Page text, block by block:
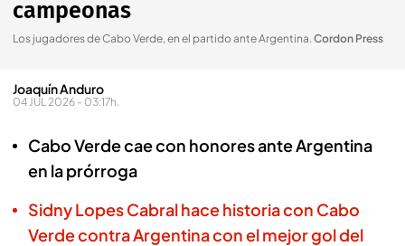
campeonas
Los jugadores de Cabo Verde, en el partido ante Argentina.Cordon Press
Joaquín Anduro
04 JUL 2026 - 03:17h.
Cabo Verde cae con honores ante Argentina
en la prórroga
Sidny Lopes Cabral hace historia con Cabo
Verde contra Argentina con el mejor gol del